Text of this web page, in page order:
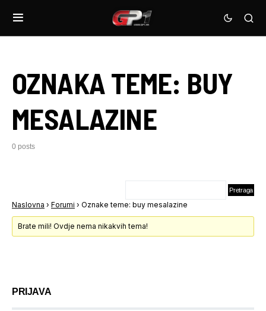
OZNAKA TEME: BUY
MESALAZINE
0 posts
Naslovna › Forumi › Oznake teme: buy mesalazine
Brate mili! Ovdje nema nikakvih tema!
PRIJAVA